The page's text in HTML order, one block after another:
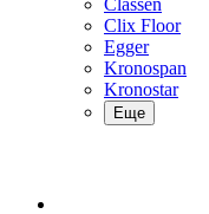
Classen
Clix Floor
Egger
Kronospan
Kronostar
Еще